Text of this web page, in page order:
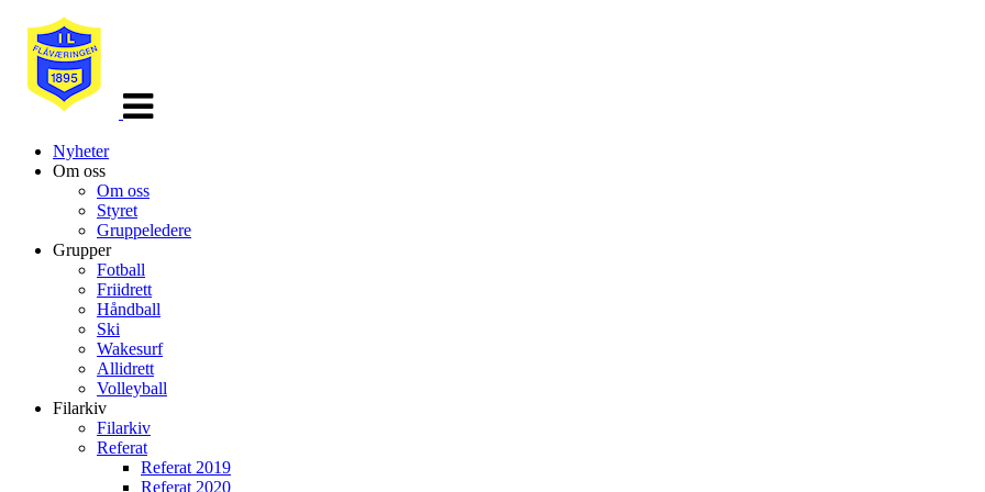
Nyheter
Om oss
Om oss
Styret
Gruppeledere
Grupper
Fotball
Friidrett
Håndball
Ski
Wakesurf
Allidrett
Volleyball
Filarkiv
Filarkiv
Referat
Referat 2019
Referat 2020